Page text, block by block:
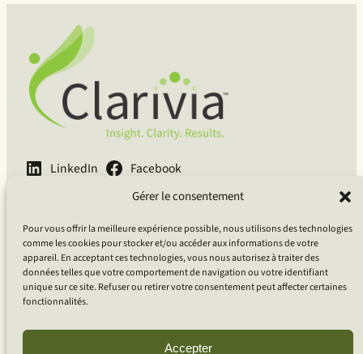
Gérer le consentement
Pour vous offrir la meilleure expérience possible, nous utilisons des technologies
comme les cookies pour stocker et/ou accéder aux informations de votre
appareil. En acceptant ces technologies, vous nous autorisez à traiter des
données telles que votre comportement de navigation ou votre identifiant
unique sur ce site. Refuser ou retirer votre consentement peut affecter certaines
fonctionnalités.
Accepter
LinkedIn Facebook
Français Deutsch
Clarivia Inc.
Guidé par le courage, porté par la curiosité, ancré dans la
compassion.